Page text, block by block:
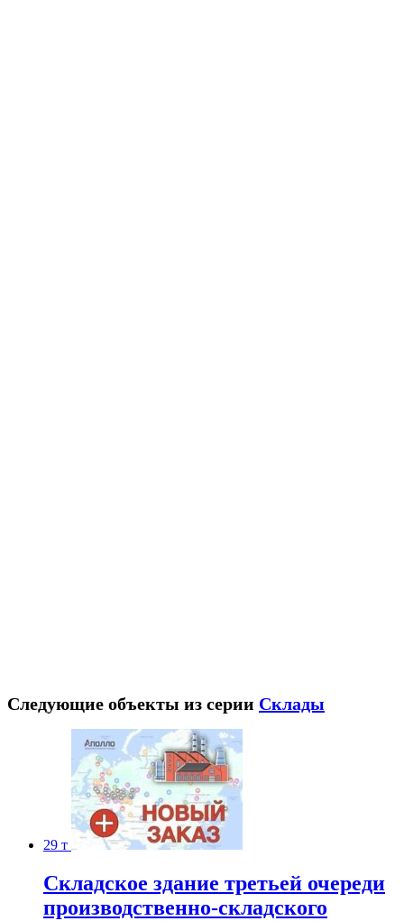
Следующие объекты из серии Склады
29 т
Складское здание третьей очереди
производственно-складского